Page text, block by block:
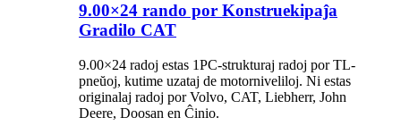
9.00×24 rando por Konstruekipaĵa
Gradilo CAT
9.00×24 radoj estas 1PC-strukturaj radoj por TL-
pneŭoj, kutime uzataj de motorniveliloj. Ni estas
originalaj radoj por Volvo, CAT, Liebherr, John
Deere, Doosan en Ĉinio.